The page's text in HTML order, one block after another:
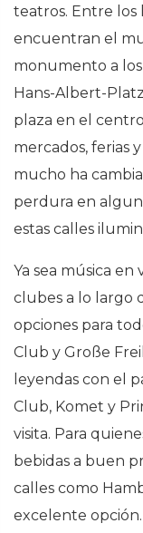
teatros. Entre los
encuentran el
monumento a
Hans-Albert-
plaza en el
mercados, ferias
mucho ha
perdura en
estas calles
Ya sea música en
clubes a lo largo
opciones para
Club y Große
leyendas con el
Club, Komet y
visita. Para
bebidas a buen
calles como
excelente